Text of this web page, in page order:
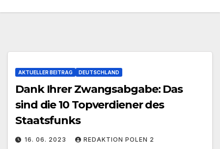
AKTUELLER BEITRAG DEUTSCHLAND
Dank Ihrer Zwangsabgabe: Das
sind die 10 Topverdiener des
Staatsfunks
16. 06. 2023 REDAKTION POLEN 2